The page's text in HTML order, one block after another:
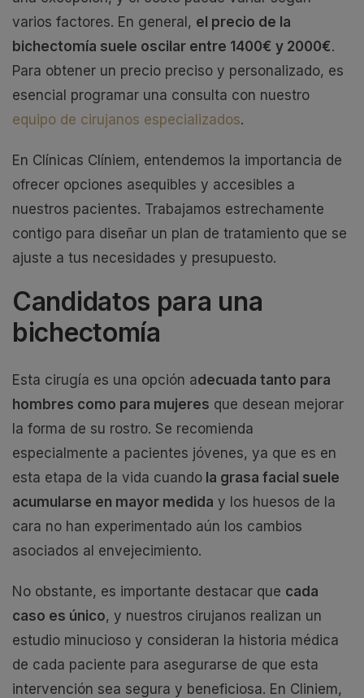
varios factores. En general, el precio de la
bichectomía suele oscilar entre 1400€ y 2000€.
Para obtener un precio preciso y personalizado, es
esencial programar una consulta con nuestro
equipo de cirujanos especializados.
En Clínicas Clíniem, entendemos la importancia de
ofrecer opciones asequibles y accesibles a
nuestros pacientes. Trabajamos estrechamente
contigo para diseñar un plan de tratamiento que se
ajuste a tus necesidades y presupuesto.
Candidatos para una
bichectomía
Esta cirugía es una opción adecuada tanto para
hombres como para mujeres que desean mejorar
la forma de su rostro. Se recomienda
especialmente a pacientes jóvenes, ya que es en
esta etapa de la vida cuando la grasa facial suele
acumularse en mayor medida y los huesos de la
cara no han experimentado aún los cambios
asociados al envejecimiento.
No obstante, es importante destacar que cada
caso es único, y nuestros cirujanos realizan un
estudio minucioso y consideran la historia médica
de cada paciente para asegurarse de que esta
intervención sea segura y beneficiosa. En Cliniem,